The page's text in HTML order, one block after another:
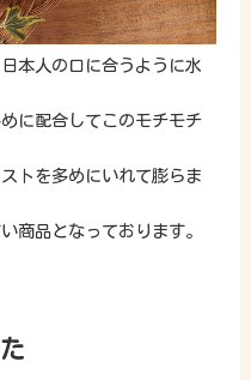
本人の口に合うように水
に配合してこのモチモチ
トを多めにいれて膨らま
商品となっております。